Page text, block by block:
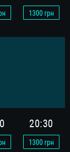
1300 грн
20:30
1300 грн